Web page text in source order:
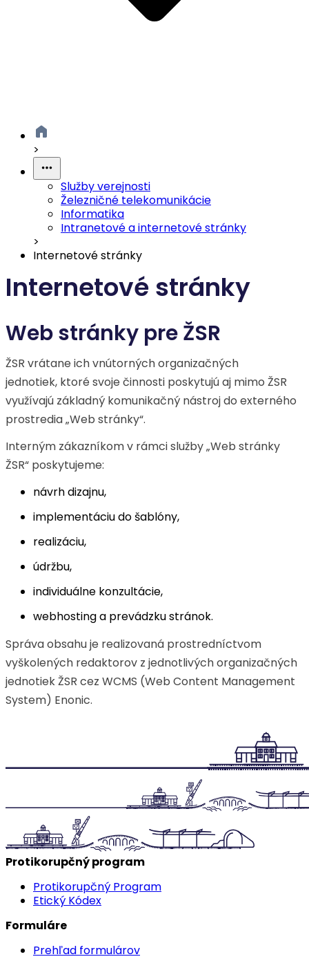
>
Služby verejnosti
Železničné telekomunikácie
Informatika
Intranetové a internetové stránky
>
Internetové stránky
Internetové stránky
Web stránky pre ŽSR
ŽSR vrátane ich vnútorných organizačných
jednotiek, ktoré svoje činnosti poskytujú aj mimo ŽSR
využívajú základný komunikačný nástroj do externého
prostredia „Web stránky“.
Interným zákazníkom v rámci služby „Web stránky
ŽSR“ poskytujeme:
návrh dizajnu,
implementáciu do šablóny,
realizáciu,
údržbu,
individuálne konzultácie,
webhosting a prevádzku stránok.
Správa obsahu je realizovaná prostredníctvom
vyškolených redaktorov z jednotlivých organizačných
jednotiek ŽSR cez WCMS (Web Content Management
System) Enonic.
Protikorupčný program
Protikorupčný Program
Etický Kódex
Formuláre
Prehľad formulárov